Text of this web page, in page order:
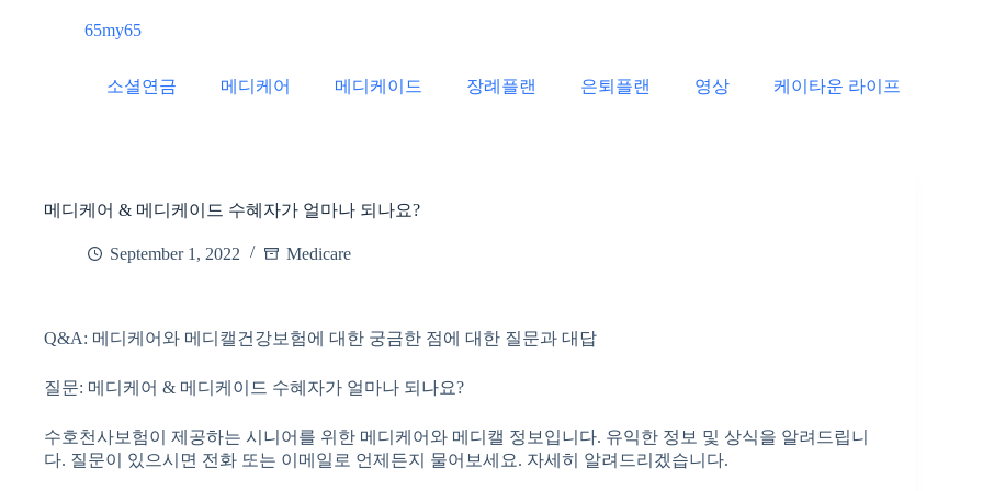
65my65
소셜연금 메디케어 메디케이드 장례플랜 은퇴플랜 영상 케이타운 라이프
메디케어 & 메디케이드 수혜자가 얼마나 되나요?
September 1, 2022 Medicare
Q&A: 메디케어와 메디캘건강보험에 대한 궁금한 점에 대한 질문과 대답
질문: 메디케어 & 메디케이드 수혜자가 얼마나 되나요?
수호천사보험이 제공하는 시니어를 위한 메디케어와 메디캘 정보입니다. 유익한 정보 및 상식을 알려드립니
다. 질문이 있으시면 전화 또는 이메일로 언제든지 물어보세요. 자세히 알려드리겠습니다.